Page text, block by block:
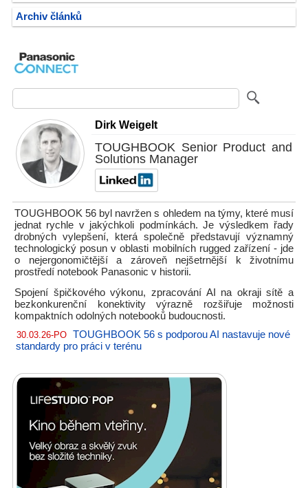
Archiv článků
Dirk Weigelt
TOUGHBOOK Senior Product and
Solutions Manager
TOUGHBOOK 56 byl navržen s ohledem na týmy, které musí
jednat rychle v jakýchkoli podmínkách. Je výsledkem řady
drobných vylepšení, která společně představují významný
technologický posun v oblasti mobilních rugged zařízení - jde
o nejergonomičtější a zároveň nejšetrnější k životnímu
prostředí notebook Panasonic v historii.
Spojení špičkového výkonu, zpracování AI na okraji sítě a
bezkonkurenční konektivity výrazně rozšiřuje možnosti
kompaktních odolných notebooků budoucnosti.
30.03.26-PO TOUGHBOOK 56 s podporou AI nastavuje nové
standardy pro práci v terénu